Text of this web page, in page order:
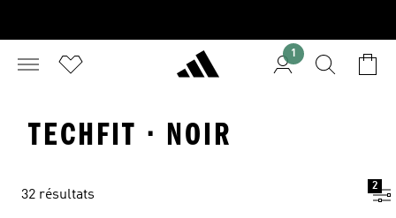
1
TECHFIT · NOIR
32 résultats
2